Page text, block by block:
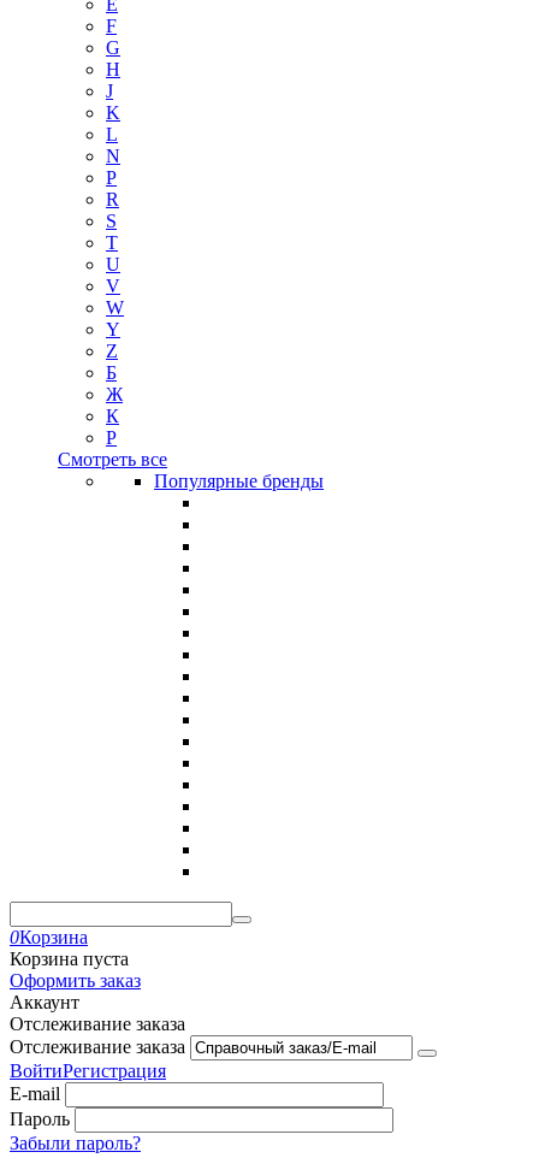
E
F
G
H
J
K
L
N
P
R
S
T
U
V
W
Y
Z
Б
Ж
К
Р
Смотреть все
Популярные бренды
0Корзина
Корзина пуста
Оформить заказ
Аккаунт
Отслеживание заказа
Отслеживание заказа
ВойтиРегистрация
E-mail
Пароль
Забыли пароль?